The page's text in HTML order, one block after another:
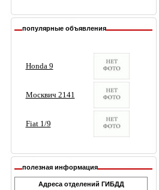
популярные объявления
полезная информация
Адреса отделений ГИБДД